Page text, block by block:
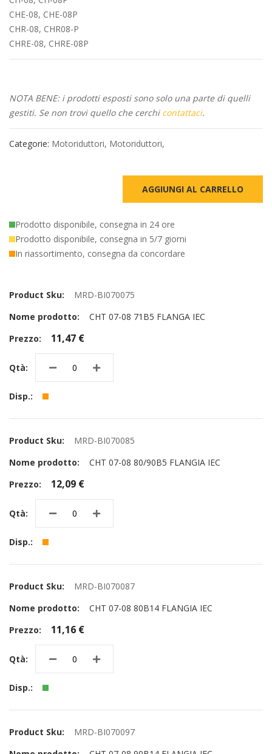
CHE-08, CHE-08P
CHR-08, CHR08-P
CHRE-08, CHRE-08P
NOTA BENE: i prodotti esposti sono solo una parte di quelli
gestiti. Se non trovi quello che cerchi contattaci.
Categorie: Motoriduttori, Motoriduttori,
AGGIUNGI AL CARRELLO
Prodotto disponibile, consegna in 24 ore
Prodotto disponibile, consegna in 5/7 giorni
In riassortimento, consegna da concordare
prodotti
MRD-BI070075
CHT 07-08 71B5 FLANGA IEC
11,47 €
MRD-BI070085
CHT 07-08 80/90B5 FLANGIA IEC
12,09 €
MRD-BI070087
CHT 07-08 80B14 FLANGIA IEC
11,16 €
MRD-BI070097